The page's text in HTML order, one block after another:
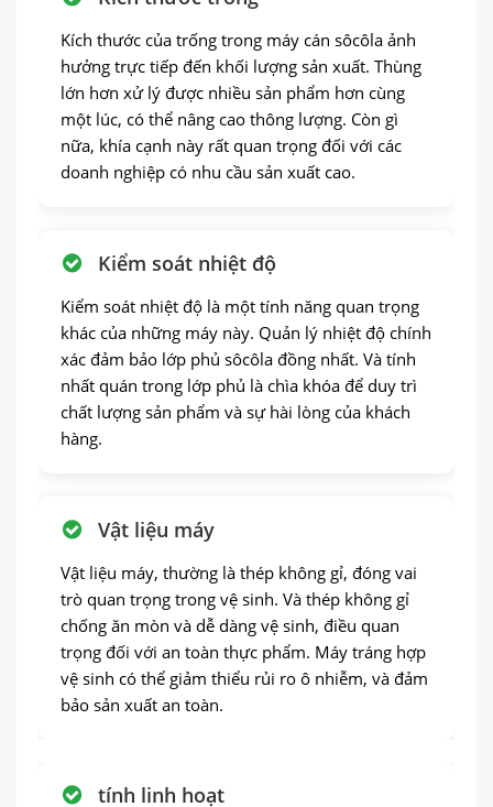
Kích thước của trống trong máy cán sôcôla ảnh
hưởng trực tiếp đến khối lượng sản xuất. Thùng
lớn hơn xử lý được nhiều sản phẩm hơn cùng
một lúc, có thể nâng cao thông lượng. Còn gì
nữa, khía cạnh này rất quan trọng đối với các
doanh nghiệp có nhu cầu sản xuất cao.
Kiểm soát nhiệt độ
Kiểm soát nhiệt độ là một tính năng quan trọng
khác của những máy này. Quản lý nhiệt độ chính
xác đảm bảo lớp phủ sôcôla đồng nhất. Và tính
nhất quán trong lớp phủ là chìa khóa để duy trì
chất lượng sản phẩm và sự hài lòng của khách
hàng.
Vật liệu máy
Vật liệu máy, thường là thép không gỉ, đóng vai
trò quan trọng trong vệ sinh. Và thép không gỉ
chống ăn mòn và dễ dàng vệ sinh, điều quan
trọng đối với an toàn thực phẩm. Máy tráng hợp
vệ sinh có thể giảm thiểu rủi ro ô nhiễm, và đảm
bảo sản xuất an toàn.
tính linh hoạt